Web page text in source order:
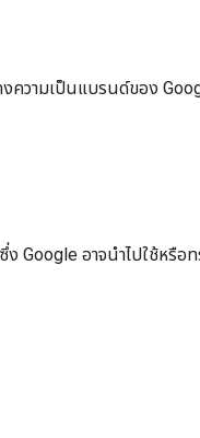
ความเป็นแบรนด์ของ
Google อาจนำไปใช้หรือท